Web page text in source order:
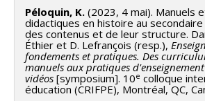
Péloquin, K. (2023, 4 mai). Manuels
didactiques en histoire au secondaire
des contenus et de leur structure.
Éthier et D. Lefrançois (resp.),
fondements et pratiques. Des
manuels aux pratiques
vidéos [symposium]. 10e colloque
éducation (CRIFPE), Montréal, QC,